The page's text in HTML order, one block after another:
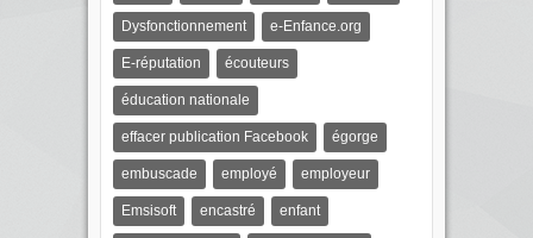
Dysfonctionnement e-Enfance.org
E-réputation écouteurs
éducation nationale
effacer publication Facebook égorge
embuscade employé employeur
Emsisoft encastré enfant